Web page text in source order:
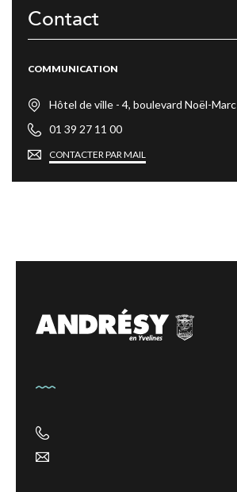
Contact
COMMUNICATION
Hôtel de ville - 4, boulevard Noël-Marc
01 39 27 11 00
CONTACTER PAR MAIL